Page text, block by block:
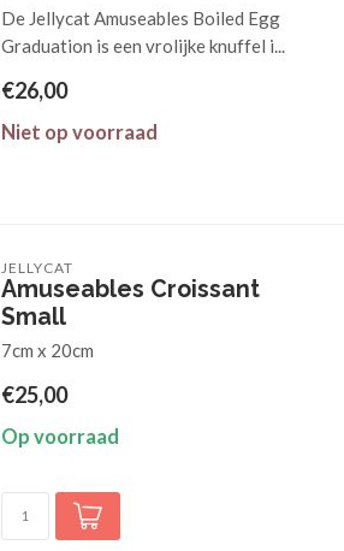
De Jellycat Amuseables Boiled Egg
Graduation is een vrolijke knuffel i...
€26,00
Niet op voorraad
JELLYCAT
Amuseables Croissant
Small
7cm x 20cm
€25,00
Op voorraad